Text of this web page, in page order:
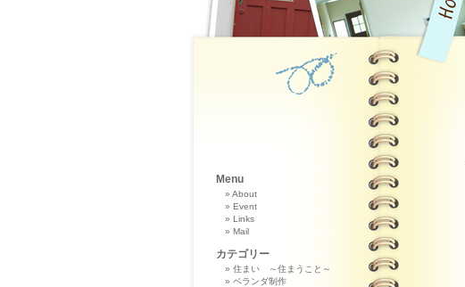
Menu
About
Event
Links
Mail
カテゴリー
住まい ～住まうこと～
ベランダ制作